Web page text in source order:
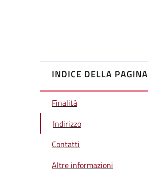
INDICE DELLA PAGINA
Finalità
Indirizzo
Contatti
Altre informazioni